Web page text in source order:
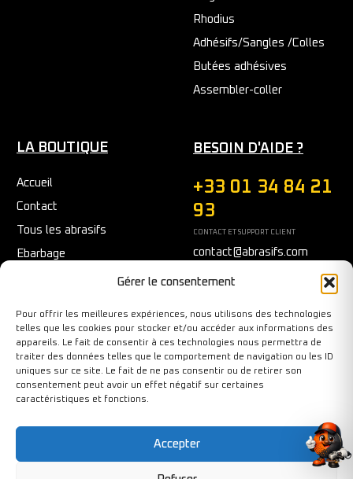
Gérer le consentement
Pour offrir les meilleures expériences, nous utilisons des technologies
telles que les cookies pour stocker et/ou accéder aux informations des
appareils. Le fait de consentir à ces technologies nous permettra de
traiter des données telles que le comportement de navigation ou les ID
uniques sur ce site. Le fait de ne pas consentir ou de retirer son
consentement peut avoir un effet négatif sur certaines
caractéristiques et fonctions.
Accepter
Rhodius
Adhésifs/Sangles /Colles
Butées adhésives
Assembler-coller
LA BOUTIQUE
Accueil
Contact
Tous les abrasifs
Ebarbage
Nettoyage
Outils diamantés
Ponçage
Sécurité au travail
BESOIN D'AIDE ?
+33 01 34 84 21
93
CONTACT ET SUPPORT CLIENT
contact@abrasifs.com
Du Lundi au Vendredi